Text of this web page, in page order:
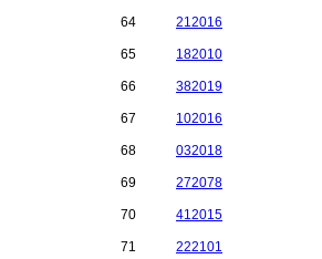
64 212016
65 182010
66 382019
67 102016
68 032018
69 272078
70 412015
71 222101